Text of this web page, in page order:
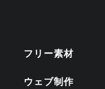
フリー素材
ウェブ制作